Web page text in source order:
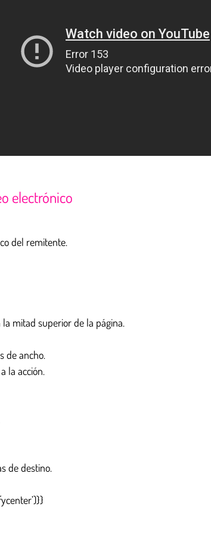
electrónico
del remitente.
mitad superior de la página.
de ancho.
la acción.
de destino.